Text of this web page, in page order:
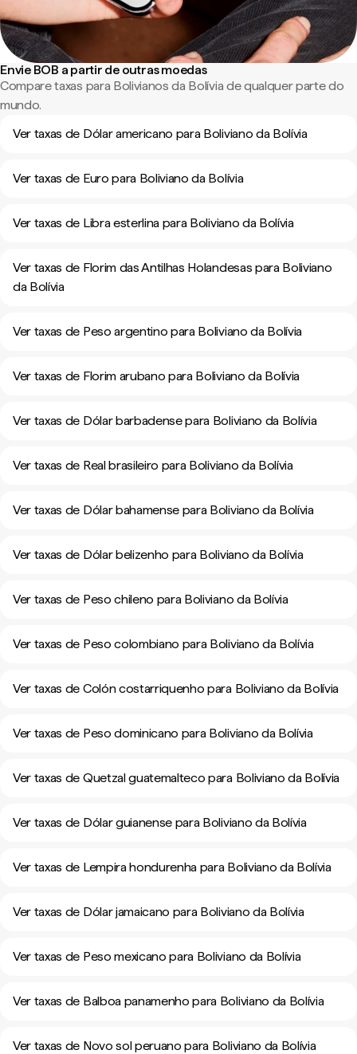
Envie BOB a partir de outras moedas
Compare taxas para Bolivianos da Bolívia de qualquer parte do
mundo.
Ver taxas de Dólar americano para Boliviano da Bolívia
Ver taxas de Euro para Boliviano da Bolívia
Ver taxas de Libra esterlina para Boliviano da Bolívia
Ver taxas de Florim das Antilhas Holandesas para Boliviano
da Bolívia
Ver taxas de Peso argentino para Boliviano da Bolívia
Ver taxas de Florim arubano para Boliviano da Bolívia
Ver taxas de Dólar barbadense para Boliviano da Bolívia
Ver taxas de Real brasileiro para Boliviano da Bolívia
Ver taxas de Dólar bahamense para Boliviano da Bolívia
Ver taxas de Dólar belizenho para Boliviano da Bolívia
Ver taxas de Peso chileno para Boliviano da Bolívia
Ver taxas de Peso colombiano para Boliviano da Bolívia
Ver taxas de Colón costarriquenho para Boliviano da Bolívia
Ver taxas de Peso dominicano para Boliviano da Bolívia
Ver taxas de Quetzal guatemalteco para Boliviano da Bolívia
Ver taxas de Dólar guianense para Boliviano da Bolívia
Ver taxas de Lempira hondurenha para Boliviano da Bolívia
Ver taxas de Dólar jamaicano para Boliviano da Bolívia
Ver taxas de Peso mexicano para Boliviano da Bolívia
Ver taxas de Balboa panamenho para Boliviano da Bolívia
Ver taxas de Novo sol peruano para Boliviano da Bolívia